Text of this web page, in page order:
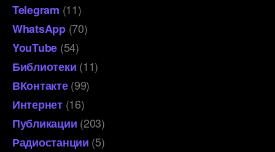
Telegram (11)
WhatsApp(70)
YouTube (54)
Библиотеки (11)
ВКонтакте(99)
Интернет(16)
Публикации (203)
Радиостанции (5)